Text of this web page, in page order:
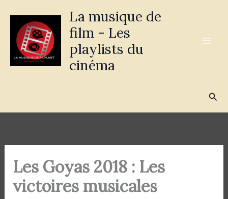
contenu
La musique de
film - Les
playlists du
cinéma
Les Goyas 2018 : Les
victoires musicales